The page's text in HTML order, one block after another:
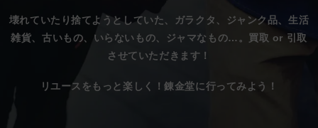
壊れていたり捨てようとしていた、
ガラクタ、ジャンク品、生活
雑貨、古いもの、いらないもの、ジャマなもの…。 買取 or 引取
させていただきます！
リユースをもっと楽しく！錬金堂に行ってみよう！